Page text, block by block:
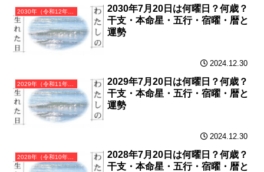
2030年（令和12年）庚戌（かのえいぬ）・戌年（いぬ年）カレンダー（月曜はじまり）
2030年7月20日は何曜日？何歳？
干支・本命星・五行・宿曜・暦と
運勢
2024.12.30
2029年（令和11年）己酉（つちのととり）・酉年（とり年）カレンダー（月曜はじまり）
2029年7月20日は何曜日？何歳？
干支・本命星・五行・宿曜・暦と
運勢
2024.12.30
2028年（令和10年）戊申（つちのえさる）・申年（さる年）カレンダー（月曜はじまり）
2028年7月20日は何曜日？何歳？
干支・本命星・五行・宿曜・暦と